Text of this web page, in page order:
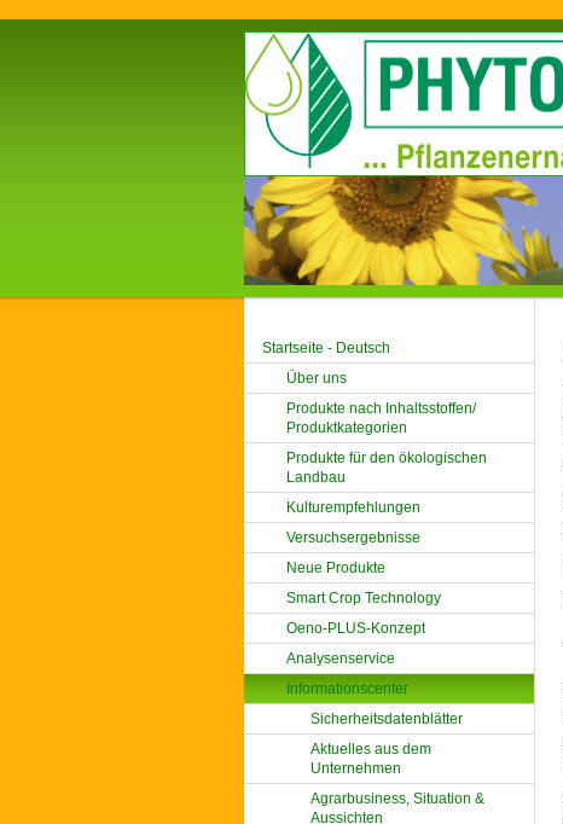
Startseite - Deutsch
Über uns
Produkte nach Inhaltsstoffen/
Produktkategorien
Produkte für den ökologischen
Landbau
Kulturempfehlungen
Versuchsergebnisse
Neue Produkte
Smart Crop Technology
Oeno-PLUS-Konzept
Analysenservice
Informationscenter
Sicherheitsdatenblätter
Aktuelles aus dem
Unternehmen
Agrarbusiness, Situation &
Aussichten